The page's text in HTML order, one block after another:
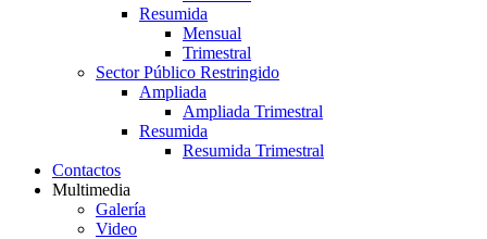
Resumida
Mensual
Trimestral
Sector Público Restringido
Ampliada
Ampliada Trimestral
Resumida
Resumida Trimestral
Contactos
Multimedia
Galería
Video